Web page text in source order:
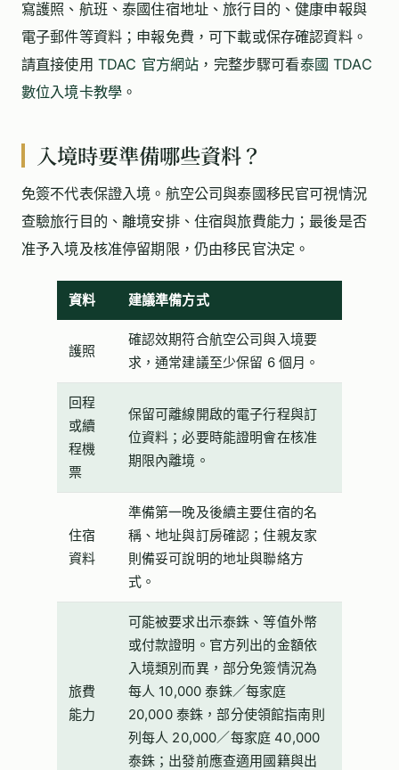
寫護照、航班、泰國住宿地址、旅行目的、健康申報與
電子郵件等資料；申報免費，可下載或保存確認資料。
請直接使用 TDAC 官方網站 ，完整步驟可看泰國 TDAC
數位入境卡教學 。
入境時要準備哪些資料？
免簽不代表保證入境。航空公司與泰國移民官可視情況
查驗旅行目的、離境安排、住宿與旅費能力；最後是否
准予入境及核准停留期限，仍由移民官決定。
資料 建議準備方式
護照
確認效期符合航空公司與入境要
求，通常建議至少保留 6 個月。
回程
或續
程機
票
保留可離線開啟的電子行程與訂
位資料；必要時能證明會在核准
期限內離境。
住宿
資料
準備第一晚及後續主要住宿的名
稱、地址與訂房確認；住親友家
則備妥可說明的地址與聯絡方
式。
旅費
能力
可能被要求出示泰銖、等值外幣
或付款證明。官方列出的金額依
入境類別而異，部分免簽情況為
每人 10,000 泰銖／每家庭
20,000 泰銖，部分使領館指南則
列每人 20,000／每家庭 40,000
泰銖；出發前應查適用國籍與出